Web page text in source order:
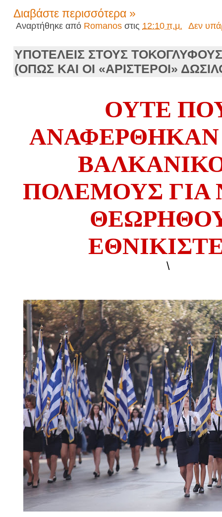
Διαβάστε περισσότερα »
Αναρτήθηκε από Romanos στις 12:10 π.μ. Δεν
ΥΠΟΤΕΛΕΙΣ ΣΤΟΥΣ ΤΟΚΟΓΛΥΦΟΥΣ
(ΟΠΩΣ ΚΑΙ ΟΙ «ΑΡΙΣΤΕΡΟΙ»
ΟΥΤΕ Π
ΑΝΑΦΕΡΘΗΚΑΝ
ΠΟΛΕΜΟΥΣ
\